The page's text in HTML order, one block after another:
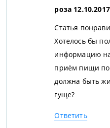
роза
Статья
Хотелось бы
информацию
приём пищи по
должна быть
гуще?
Ответить